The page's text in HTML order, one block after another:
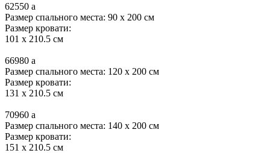
62550 a
Размер спального места: 90 x 200 см
Размер кровати:
101 x 210.5 см
66980 a
Размер спального места: 120 x 200 см
Размер кровати:
131 x 210.5 см
70960 a
Размер спального места: 140 x 200 см
Размер кровати:
151 x 210.5 см